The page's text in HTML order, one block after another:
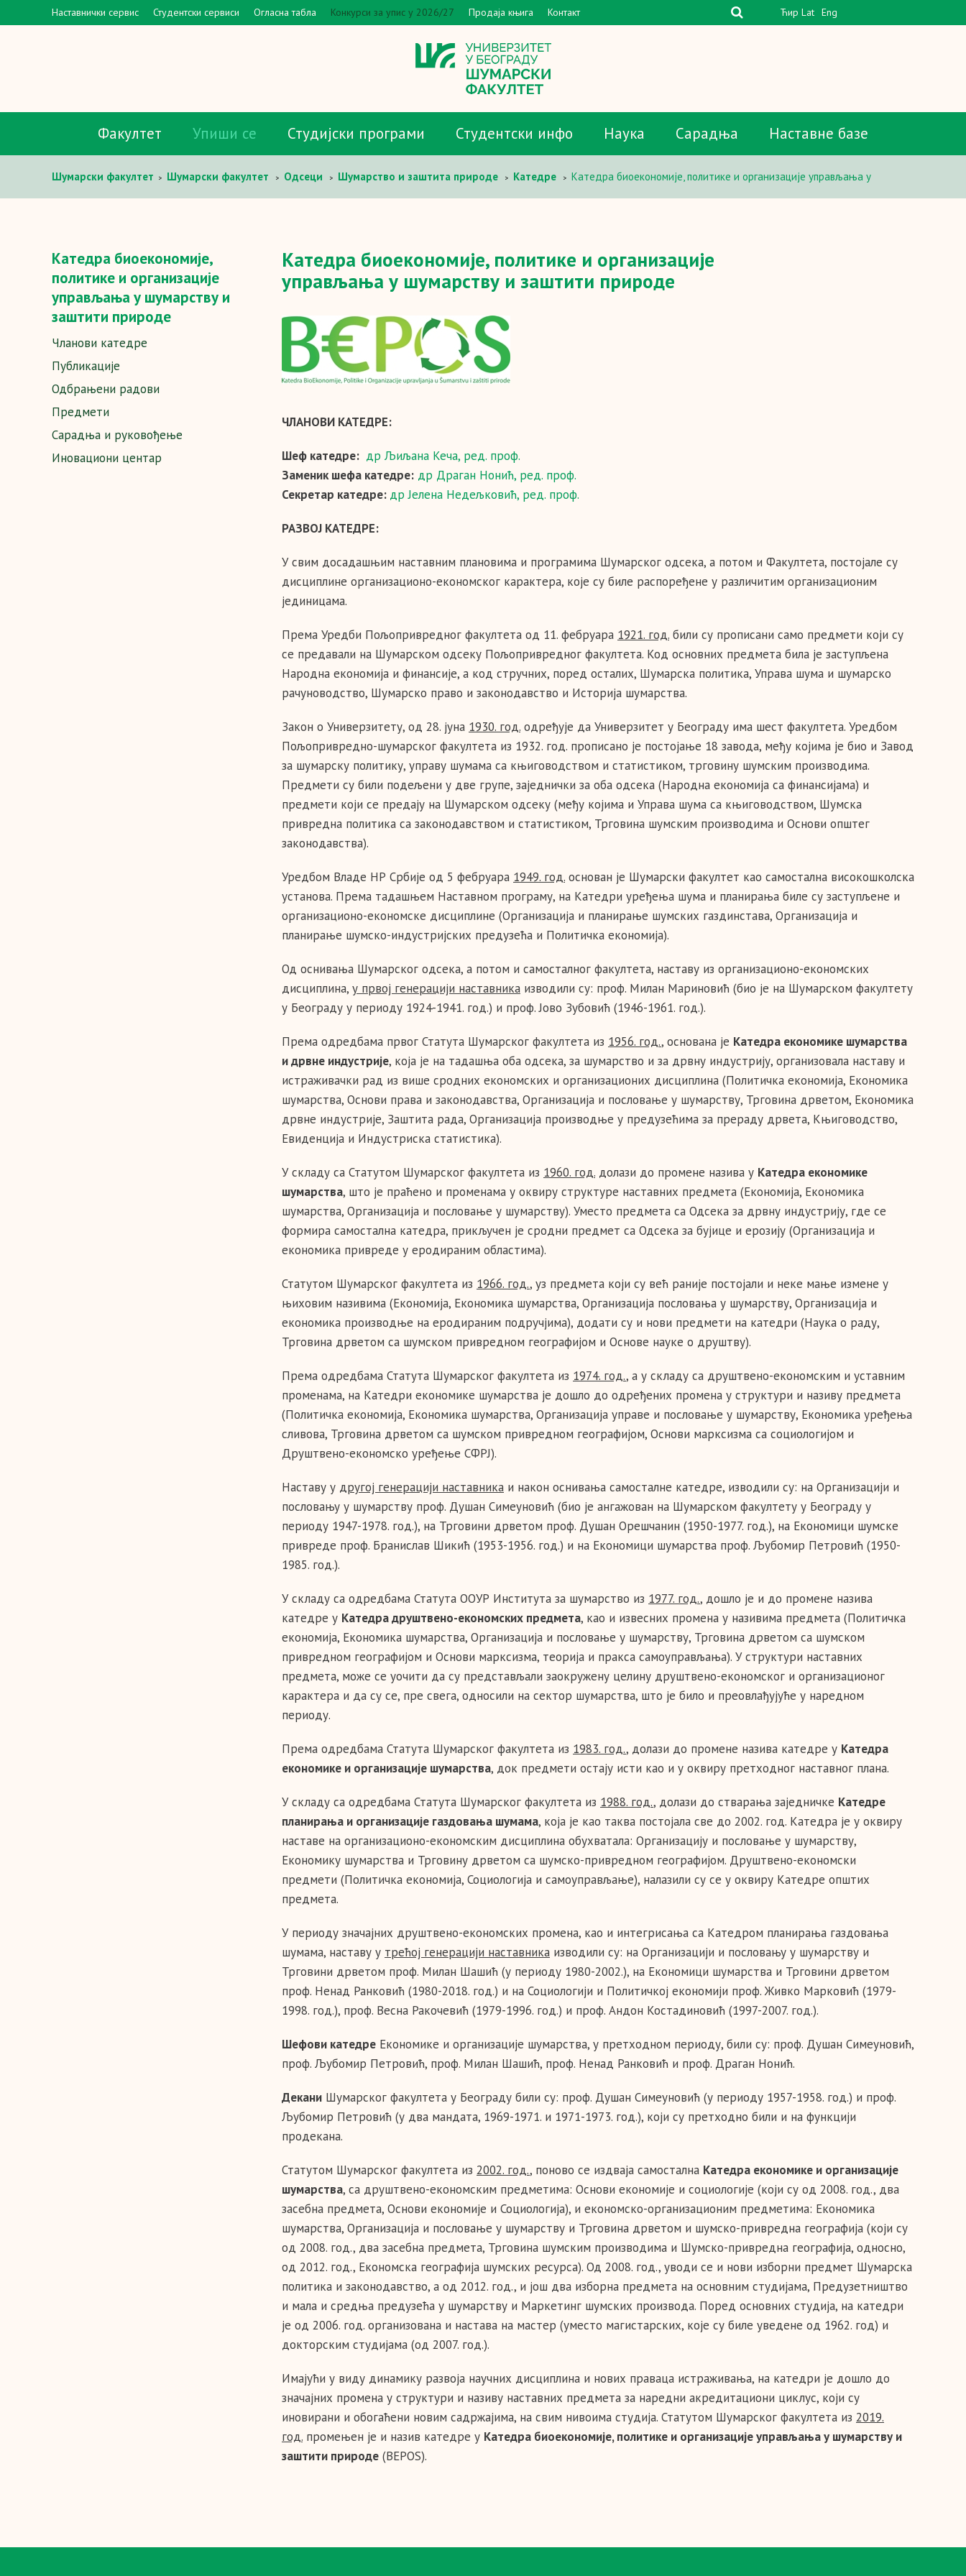
Наставнички сервис Студентски сервиси Огласна табла Конкурси за упис у 2026/27 Продаја књига Контакт Ћир Lat Eng
Факултет Упиши се Студијски програми Студентски инфо Наука Сарадња Наставне базе
Шумaрски факултет > Шумарски факултет > Одсеци > Шумарство и заштита природе > Катедре > Катедра биоекономије, политике и организације управљања у
Катедра биоекономије,
политике и организације
управљања у шумарству и
заштити природе
Чланови катедре
Публикације
Одбрањени радови
Предмети
Сарадња и руковођење
Иновациони центар
Катедра биоекономије, политике и организације
управљања у шумарству и заштити природе
ЧЛАНОВИ КАТЕДРЕ:
Шеф катедре: др Љиљана Кеча, ред. проф.
Заменик шефа катедре: др Драган Нонић, ред. проф.
Секретар катедре: др Јелена Недељковић, ред. проф.
РАЗВОЈ КАТЕДРЕ:
У свим досадашњим наставним плановима и програмима Шумарског одсека, а потом и Факултета, постојале су
дисциплине организационо-економског карактера, које су биле распоређене у различитим организационим
јединицама.
Према Уредби Пољопривредног факултета од 11. фебруара 1921. год. били су прописани само предмети који су
се предавали на Шумарском одсеку Пољопривредног факултета. Код основних предмета била је заступљена
Народна економија и финансије, а код стручних, поред осталих, Шумарска политика, Управа шума и шумарско
рачуноводство, Шумарско право и законодавство и Историја шумарства.
Закон о Универзитету, од 28. јуна 1930. год. одређује да Универзитет у Београду има шест факултета. Уредбом
Пољопривредно-шумарског факултета из 1932. год. прописано је постојање 18 завода, међу којима је био и Завод
за шумарску политику, управу шумама са књиговодством и статистиком, трговину шумским производима.
Предмети су били подељени у две групе, заједнички за оба одсека (Народна економија са финансијама) и
предмети који се предају на Шумарском одсеку (међу којима и Управа шума са књиговодством, Шумска
привредна политика са законодавством и статистиком, Трговина шумским производима и Основи општег
законодавства).
Уредбом Владе НР Србије од 5 фебруара 1949. год. основан је Шумарски факултет као самостална високошколска
установа. Према тадашњем Наставном програму, на Катедри уређења шума и планирања биле су заступљене и
организационо-економске дисциплине (Организација и планирање шумских газдинстава, Организација и
планирање шумско-индустријских предузећа и Политичка економија).
Од оснивања Шумарског одсека, а потом и самосталног факултета, наставу из организационо-економских
дисциплина, у првој генерацији наставника изводили су: проф. Милан Мариновић (био је на Шумарском факултету
у Београду у периоду 1924-1941. год.) и проф. Јово Зубовић (1946-1961. год.).
Према одредбама првог Статута Шумарског факултета из 1956. год., основана је Катедра економике шумарства
и дрвне индустрије, која је на тадашња оба одсека, за шумарство и за дрвну индустрију, организовала наставу и
истраживачки рад из више сродних економских и организационих дисциплина (Политичка економија, Економика
шумарства, Основи права и законодавства, Организација и пословање у шумарству, Трговина дрветом, Економика
дрвне индустрије, Заштита рада, Организација производње у предузећима за прераду дрвета, Књиговодство,
Евиденција и Индустриска статистика).
У складу са Статутом Шумарског факултета из 1960. год. долази до промене назива у Катедра економике
шумарства, што је праћено и променама у оквиру структуре наставних предмета (Економија, Економика
шумарства, Организација и пословање у шумарству). Уместо предмета са Одсека за дрвну индустрију, где се
формира самостална катедра, прикључен је сродни предмет са Одсека за бујице и ерозију (Организација и
економика привреде у еродираним областима).
Статутом Шумарског факултета из 1966. год., уз предмета који су већ раније постојали и неке мање измене у
њиховим називима (Економија, Економика шумарства, Организација пословања у шумарству, Организација и
економика производње на еродираним подручјима), додати су и нови предмети на катедри (Наука о раду,
Трговина дрветом са шумском привредном географијом и Основе науке о друштву).
Према одредбама Статута Шумарског факултета из 1974. год., а у складу са друштвено-економским и уставним
променама, на Катедри економике шумарства је дошло до одређених промена у структури и називу предмета
(Политичка економија, Економика шумарства, Организација управе и пословање у шумарству, Економика уређења
сливова, Трговина дрветом са шумском привредном географијом, Основи марксизма са социологијом и
Друштвено-економско уређење СФРЈ).
Наставу у другој генерацији наставника и након оснивања самосталне катедре, изводили су: на Организацији и
пословању у шумарству проф. Душан Симеуновић (био је ангажован на Шумарском факултету у Београду у
периоду 1947-1978. год.), на Трговини дрветом проф. Душан Орешчанин (1950-1977. год.), на Економици шумске
привреде проф. Бранислав Шикић (1953-1956. год.) и на Економици шумарства проф. Љубомир Петровић (1950-
1985. год.).
У складу са одредбама Статута ООУР Института за шумарство из 1977. год., дошло је и до промене назива
катедре у Катедра друштвено-економских предмета, као и извесних промена у називима предмета (Политичка
економија, Економика шумарства, Организација и пословање у шумарству, Трговина дрветом са шумском
привредном географијом и Основи марксизма, теорија и пракса самоуправљања). У структури наставних
предмета, може се уочити да су представљали заокружену целину друштвено-економског и организационог
карактера и да су се, пре свега, односили на сектор шумарства, што је било и преовлађујуће у наредном
периоду.
Према одредбама Статута Шумарског факултета из 1983. год., долази до промене назива катедре у Катедра
економике и организације шумарства, док предмети остају исти као и у оквиру претходног наставног плана.
У складу са одредбама Статута Шумарског факултета из 1988. год., долази до стварања заједничке Катедре
планирања и организације газдовања шумама, која је као таква постојала све до 2002. год. Катедра је у оквиру
наставе на организационо-економским дисциплина обухватала: Организацију и пословање у шумарству,
Економику шумарства и Трговину дрветом са шумско-привредном географијом. Друштвено-економски
предмети (Политичка економија, Социологија и самоуправљање), налазили су се у оквиру Катедре општих
предмета.
У периоду значајних друштвено-економских промена, као и интегрисања са Катедром планирања газдовања
шумама, наставу у трећој генерацији наставника изводили су: на Организацији и пословању у шумарству и
Трговини дрветом проф. Милан Шашић (у периоду 1980-2002.), на Економици шумарства и Трговини дрветом
проф. Ненад Ранковић (1980-2018. год.) и на Социологији и Политичкој економији проф. Живко Марковић (1979-
1998. год.), проф. Весна Ракочевић (1979-1996. год.) и проф. Андон Костадиновић (1997-2007. год.).
Шефови катедре Економике и организације шумарства, у претходном периоду, били су: проф. Душан Симеуновић,
проф. Љубомир Петровић, проф. Милан Шашић, проф. Ненад Ранковић и проф. Драган Нонић.
Декани Шумарског факултета у Београду били су: проф. Душан Симеуновић (у периоду 1957-1958. год.) и проф.
Љубомир Петровић (у два мандата, 1969-1971. и 1971-1973. год.), који су претходно били и на функцији
продекана.
Статутом Шумарског факултета из 2002. год., поново се издваја самостална Катедра економике и организације
шумарства, са друштвено-економским предметима: Основи економије и социологије (који су од 2008. год., два
засебна предмета, Основи економије и Социологија), и економско-организационим предметима: Економика
шумарства, Организација и пословање у шумарству и Трговина дрветом и шумско-привредна географија (који су
од 2008. год., два засебна предмета, Трговина шумским производима и Шумско-привредна географија, односно,
од 2012. год., Економска географија шумских ресурса). Од 2008. год., уводи се и нови изборни предмет Шумарска
политика и законодавство, а од 2012. год., и још два изборна предмета на основним студијама, Предузетништво
и мала и средња предузећа у шумарству и Маркетинг шумских производа. Поред основних студија, на катедри
је од 2006. год. организована и настава на мастер (уместо магистарских, које су биле уведене од 1962. год) и
докторским студијама (од 2007. год.).
Имајући у виду динамику развоја научних дисциплина и нових праваца истраживања, на катедри је дошло до
значајних промена у структури и називу наставних предмета за наредни акредитациони циклус, који су
иновирани и обогаћени новим садржајима, на свим нивоима студија. Статутом Шумарског факултета из 2019.
год. промењен је и назив катедре у Катедра биоекономије, политике и организације управљања у шумарству и
заштити природе (BEPOS).